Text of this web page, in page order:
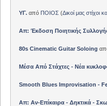
ΥΓ.από ΠΟΙΟΣ (Δικοί μας στίχοι
Απ: Έκδοση Ποιητικής
80s Cinematic Guitar Soloing
Μέσα Από Στάχτες - Νέα
Smooth Blues Improvisation -
Απ: Αν-Επίκαιρα - Δηκτικά -